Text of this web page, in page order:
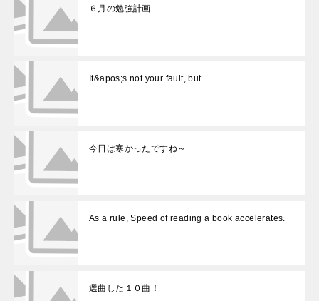
６月の勉強計画
It&apos;s not your fault, but...
今日は寒かったですね～
As a rule, Speed of reading a book accelerates.
選曲した１０曲！